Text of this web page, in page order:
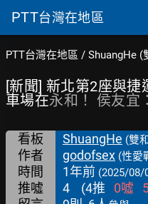
PTT台灣在地區
PTT台灣在地區 / ShuangHe (
[新聞] 新北第2座與捷
車場在永和！ 侯友宜
看板 ShuangHe (雙
作者 godofsex (性愛
時間 1年前 (2025/08/
推噓 4 (4推 0噓